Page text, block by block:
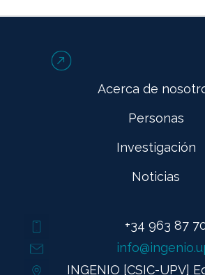
Acerca de
Personas
Investigación
Noticias
+34 963 87
INGENIO [CSIC-UPV]